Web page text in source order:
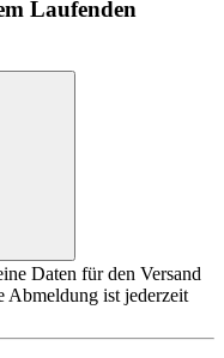
Laufenden
Daten für den Versand
Abmeldung ist jederzeit